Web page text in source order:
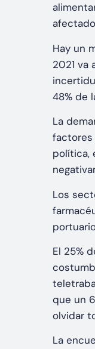
Hay un
2021 va
48% de
La
factores
política,
Los
El 25%
que un
olvidar
La